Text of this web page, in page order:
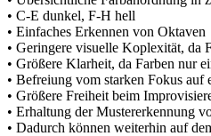
•⁠ ⁠C-E dunkel, F-H hell
•⁠ ⁠Einfaches Erkennen von Oktaven
•⁠ ⁠Geringere visuelle Koplexität, da
•⁠ ⁠Größere Klarheit, da Farben nur
•⁠ ⁠Befreiung vom starken Fokus
•⁠ ⁠Größere Freiheit beim
•⁠ ⁠Erhaltung der Mustererkennung
•⁠ ⁠Dadurch können weiterhin auf